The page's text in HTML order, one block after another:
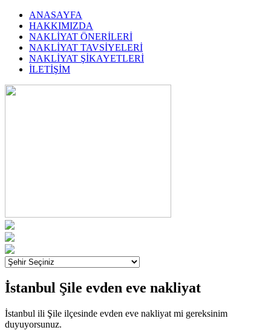
ANASAYFA
HAKKIMIZDA
NAKLİYAT ÖNERİLERİ
NAKLİYAT TAVSİYELERİ
NAKLİYAT ŞİKAYETLERİ
İLETİŞİM
İstanbul Şile evden eve nakliyat
İstanbul ili Şile ilçesinde evden eve nakliyat mi gereksinim
duyuyorsunuz.